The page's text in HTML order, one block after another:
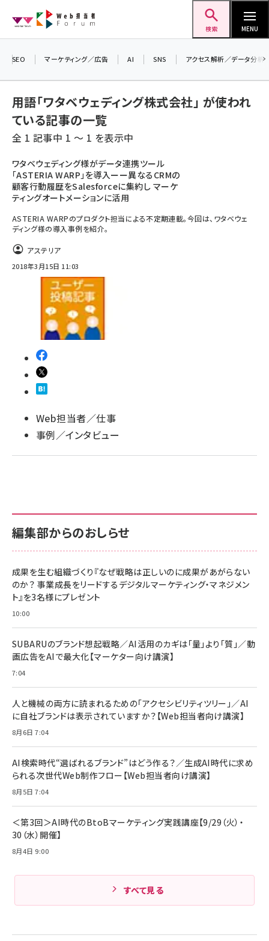
ン
検索 MENU
seo (3524)
ai (2804)
youtube (2431)
note (2312)
セミナー (2306)
z世代 (1622)
meo (1275)
llmo (1163)
SEO マーケティング／広告 AI SNS アクセス解析／データ分析
用語「ワタベウェディング株式会社」 が使われ
ている記事の一覧
全 1 記事中 1 ～ 1 を表示中
ワタベウェディング様がデータ連携ツール
「ASTERIA WARP」を導入ーー異なるCRMの
顧客行動履歴をSalesforceに集約し マーケ
ティングオートメーションに活用
ASTERIA WARPのプロダクト担当による不定期連載。今回は、ワタベウェ
ディング様の導入事例を紹介。
アステリア
2018年3月15日 11:03
Web担当者／仕事
事例／インタビュー
編集部からのおしらせ
成果を生む組織づくり『なぜ戦略は正しいのに成果があがらない
のか？ 事業成長をリードするデジタルマーケティング・マネジメン
ト』を3名様にプレゼント
10:00
SUBARUのブランド想起戦略／AI活用のカギは「量」より「質」／動
画広告をAIで最大化【マーケター向け講演】
7:04
人と機械の両方に読まれるための「アクセシビリティツリー」／AI
に自社ブランドは表示されていますか？【Web担当者向け講演】
8月6日 7:04
AI検索時代“選ばれるブランド”はどう作る？／生成AI時代に求め
られる次世代Web制作フロー【Web担当者向け講演】
8月5日 7:04
＜第3回＞AI時代のBtoBマーケティング実践講座【9/29（火）・
30（水）開催】
8月4日 9:00
すべて見る